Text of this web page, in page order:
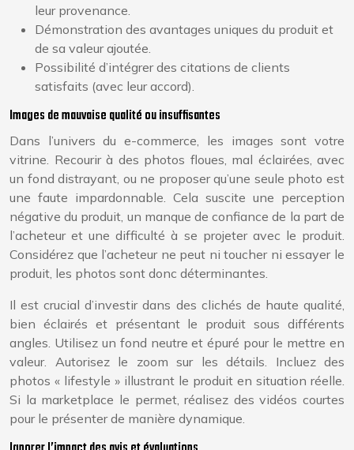
leur provenance.
Démonstration des avantages uniques du produit et
de sa valeur ajoutée.
Possibilité d’intégrer des citations de clients
satisfaits (avec leur accord).
Images de mauvaise qualité ou insuffisantes
Dans l’univers du e-commerce, les images sont votre
vitrine. Recourir à des photos floues, mal éclairées, avec
un fond distrayant, ou ne proposer qu’une seule photo est
une faute impardonnable. Cela suscite une perception
négative du produit, un manque de confiance de la part de
l’acheteur et une difficulté à se projeter avec le produit.
Considérez que l’acheteur ne peut ni toucher ni essayer le
produit, les photos sont donc déterminantes.
Il est crucial d’investir dans des clichés de haute qualité,
bien éclairés et présentant le produit sous différents
angles. Utilisez un fond neutre et épuré pour le mettre en
valeur. Autorisez le zoom sur les détails. Incluez des
photos « lifestyle » illustrant le produit en situation réelle.
Si la marketplace le permet, réalisez des vidéos courtes
pour le présenter de manière dynamique.